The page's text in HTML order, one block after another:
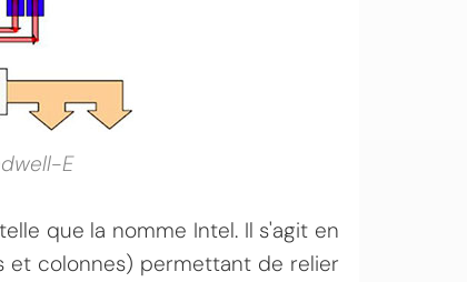
E
que la nomme Intel. Il s'agit en
et colonnes) permettant de relier